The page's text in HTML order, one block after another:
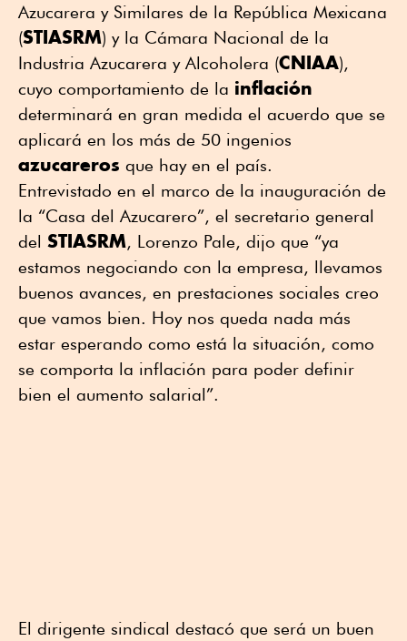
Azucarera y Similares de la República Mexicana
(STIASRM) y la Cámara Nacional de la
Industria Azucarera y Alcoholera (CNIAA),
cuyo comportamiento de la inflación
determinará en gran medida el acuerdo que se
aplicará en los más de 50 ingenios
azucareros que hay en el país.
Entrevistado en el marco de la inauguración de
la “Casa del Azucarero”, el secretario general
del STIASRM, Lorenzo Pale, dijo que “ya
estamos negociando con la empresa, llevamos
buenos avances, en prestaciones sociales creo
que vamos bien. Hoy nos queda nada más
estar esperando como está la situación, como
se comporta la inflación para poder definir
bien el aumento salarial”.
El dirigente sindical destacó que será un buen